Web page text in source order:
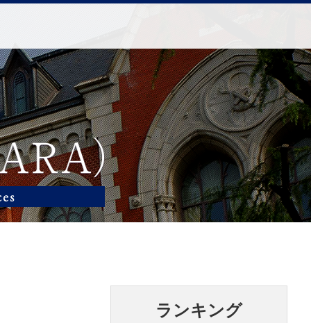
ランキング